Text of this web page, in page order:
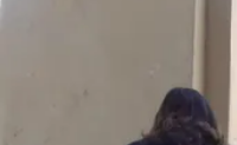
Venti di